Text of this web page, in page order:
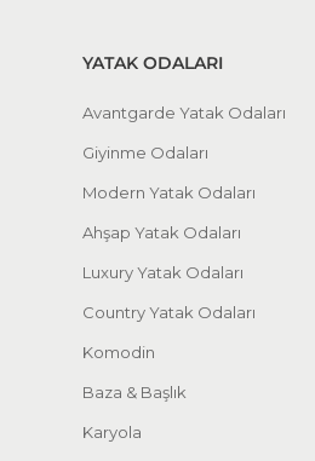
YATAK ODALARI
Avantgarde Yatak Odaları
Giyinme Odaları
Modern Yatak Odaları
Ahşap Yatak Odaları
Luxury Yatak Odaları
Country Yatak Odaları
Komodin
Baza & Başlık
Karyola